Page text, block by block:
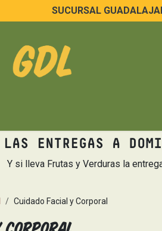
SUCURSAL
LAS ENTREGAS A
Y si lleva Frutas y Verduras la
Cuidado Facial y Corporal
Corporal